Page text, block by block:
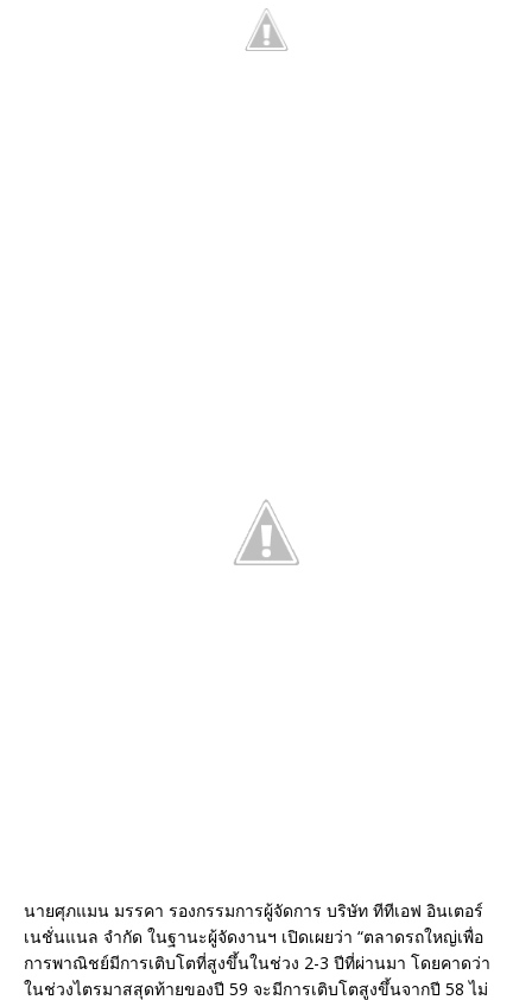
นายศุภแมน มรรคา รองกรรมการผู้จัดการ บริษัท ทีทีเอฟ อินเตอร์
เนชั่นแนล จำกัด ในฐานะผู้จัดงานฯ เปิดเผยว่า “ตลาดรถใหญ่เพื่อ
การพาณิชย์มีการเติบโตที่สูงขึ้นในช่วง 2-3 ปีที่ผ่านมา โดยคาดว่า
ในช่วงไตรมาสสุดท้ายของปี 59 จะมีการเติบโตสูงขึ้นจากปี 58 ไม่